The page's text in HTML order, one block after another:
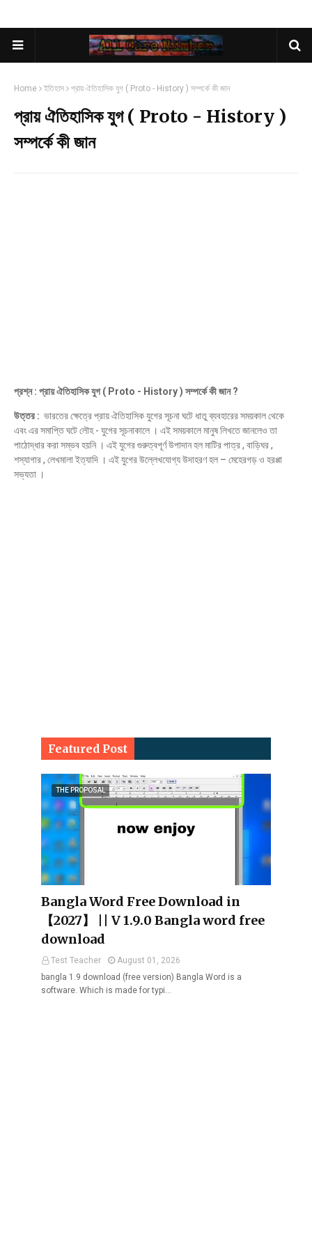
Home ইতিহাস প্রায় ঐতিহাসিক যুগ ( Proto - History ) সম্পর্কে কী জান
প্রায় ঐতিহাসিক যুগ ( Proto - History )
সম্পর্কে কী জান
প্রশ্ন : প্রায় ঐতিহাসিক যুগ ( Proto - History ) সম্পর্কে কী জান ?
উত্তর : ভারতের ক্ষেত্রে প্রায় ঐতিহাসিক যুগের সূচনা ঘটে ধাতু ব্যবহারের সময়কাল থেকে
এবং এর সমাপ্তি ঘটে লৌহ - যুগের সূচনাকালে । এই সময়কালে মানুষ লিখতে জানলেও তা
পাঠোদ্ধার করা সম্ভব হয়নি । এই যুগের গুরুত্বপূর্ণ উপাদান হল মাটির পাত্র , বাড়িঘর ,
শস্যাগার , লেখমালা ইত্যাদি । এই যুগের উল্লেখযোগ্য উদাহরণ হল – মেহেরগড় ও হরপ্পা
সভ্যতা ।
Featured Post
THE PROPOSAL
Bangla Word Free Download in
【2027】 || V 1.9.0 Bangla word free
download
Test Teacher
August 01, 2026
bangla 1.9 download (free version) Bangla Word is a
software. Which is made for typi…